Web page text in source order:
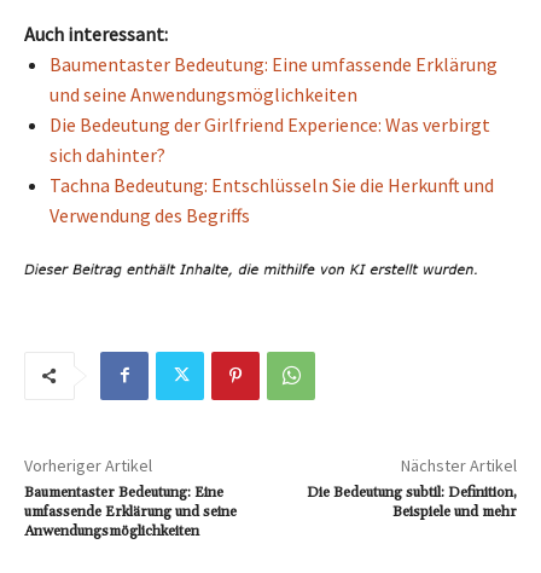
Auch interessant:
Baumentaster Bedeutung: Eine umfassende Erklärung
und seine Anwendungsmöglichkeiten
Die Bedeutung der Girlfriend Experience: Was verbirgt
sich dahinter?
Tachna Bedeutung: Entschlüsseln Sie die Herkunft und
Verwendung des Begriffs
Vorheriger Artikel
Baumentaster Bedeutung: Eine
umfassende Erklärung und seine
Anwendungsmöglichkeiten
Nächster Artikel
Die Bedeutung subtil: Definition,
Beispiele und mehr